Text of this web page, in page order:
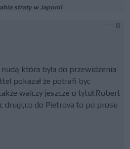
straty w Japonii
0
która była do przewidzenia
pokazał że potrafi byc
walczy jeszcze o tytuł.Robert
drugi,co do Pietrova to po prosu